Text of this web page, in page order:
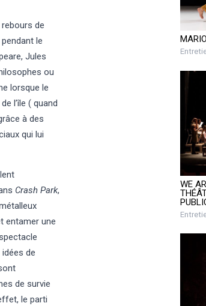
de
le
Jules
ou
lorsque le
l’île ( quand
à des
qui lui
Crash Park,
entamer une
de
de survie
le parti
WE